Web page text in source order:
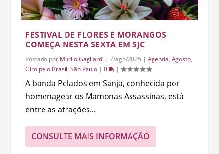
FESTIVAL DE FLORES E MORANGOS
COMEÇA NESTA SEXTA EM SJC
Postado por Murilo Gagliardi |7/ago/2025 |Agenda,Agosto,
Giro pelo Brasil,São Paulo |0 |
A banda Pelados em Sanja, conhecida por
homenagear os Mamonas Assassinas, está
entre as atrações...
CONSULTE MAIS INFORMAÇÃO